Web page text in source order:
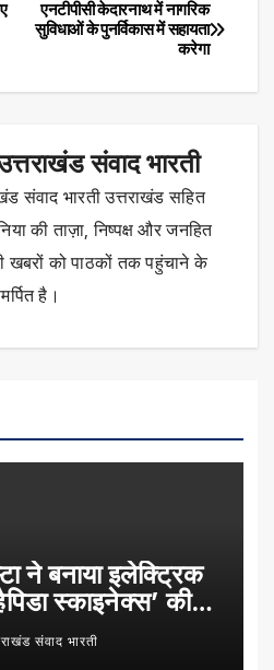
एनटीपीसी केदारनाथ में नागरिक
सुविधाओं के पुनर्विकास में सहायता
करेगा
संवाद भारती
संवाद भारती उत्तराखंड सहित
की ताज़ा, निष्पक्ष और जनहित
खबरों को पाठकों तक पहुंचाने के
है।
ने बनाया इलेक्ट्रिक
स्काइनेक्स’ की
संवाद भारती